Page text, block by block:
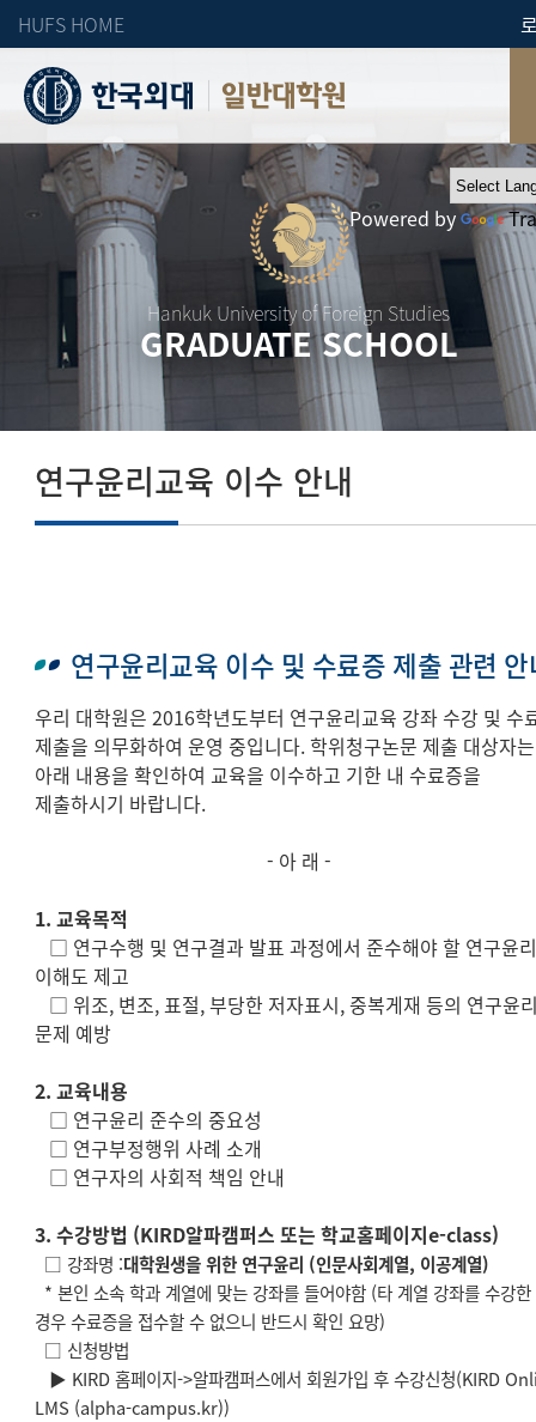
HUFS HOME
일반대학원
Hankuk University of Foreign Studies
GRADUATE SCHOOL
Powered by
연구윤리교육 이수 안내
연구윤리교육 이수 및 수료증 제출 관련
우리 대학원은 2016학년도부터 연구윤리교육 강좌 수강 및 수
제출을 의무화하여 운영 중입니다. 학위청구논문 제출 대상자는
아래 내용을 확인하여 교육을 이수하고 기한 내 수료증을
제출하시기 바랍니다.
- 아 래 -
1. 교육목적
□ 연구수행 및 연구결과 발표 과정에서 준수해야 할 연구윤
이해도 제고
□ 위조, 변조, 표절, 부당한 저자표시, 중복게재 등의 연구윤
문제 예방
2. 교육내용
□ 연구윤리 준수의 중요성
□ 연구부정행위 사례 소개
□ 연구자의 사회적 책임 안내
3. 수강방법 (KIRD알파캠퍼스 또는 학교홈페이지e-class)
□ 강좌명 :대학원생을 위한 연구윤리 (인문사회계열, 이공계열)
* 본인 소속 학과 계열에 맞는 강좌를 들어야함 (타 계열 강좌를 수강한
경우 수료증을 접수할 수 없으니 반드시 확인 요망)
□ 신청방법
▶ KIRD 홈페이지->알파캠퍼스에서 회원가입 후 수강신청(KIRD
LMS (alpha-campus.kr))